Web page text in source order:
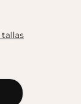
tallas